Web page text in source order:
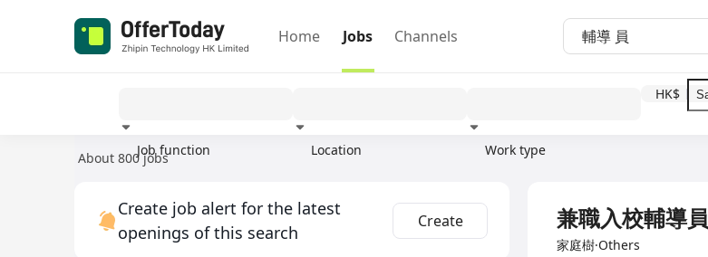
Home Jobs Channels
Job function Location Work type
HK$
About 800 jobs
Create job alert for the latest
openings of this search
Create 兼職入校輔導員
家庭樹·Others